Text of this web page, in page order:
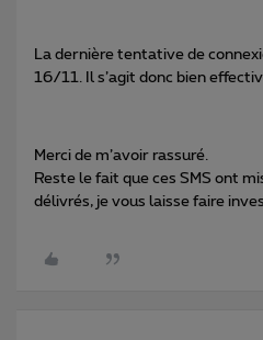
La dernière tentative de
16/11. Il s’agit donc bien
Merci de m’avoir rassuré.
Reste le fait que ces SMS ont
délivrés, je vous laisse faire